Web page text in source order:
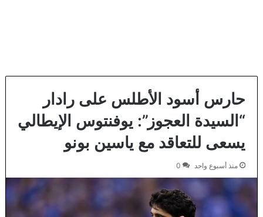
حارس أسود الأطلس على رادار
“السيدة العجوز”: يوفنتوس الإيطالي
يسعى للتعاقد مع ياسين بونو
منذ أسبوع واحد 0